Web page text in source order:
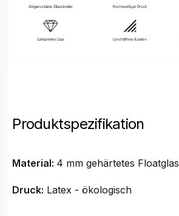
Produktspezifikation
Material: 4 mm gehärtetes Floatglas
Druck: Latex - ökologisch